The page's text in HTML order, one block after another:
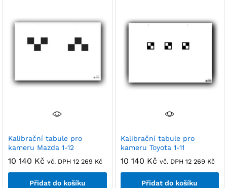
Kalibrační tabule pro
kameru Mazda 1-12
10 140 Kč vč. DPH 12 269 Kč
Přidat do košíku
Kalibrační tabule pro
kameru Toyota 1-11
10 140 Kč vč. DPH 12 269 Kč
Přidat do košíku